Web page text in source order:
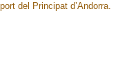
del Principat d’Andorra.